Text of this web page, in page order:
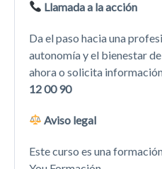
Llamada a la acción
Da el paso hacia una
autonomía y el bienestar
ahora o solicita
12 00 90
Aviso legal
Este curso es una